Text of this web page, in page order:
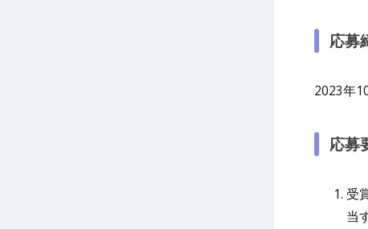
応募
2023年
応募
受
当